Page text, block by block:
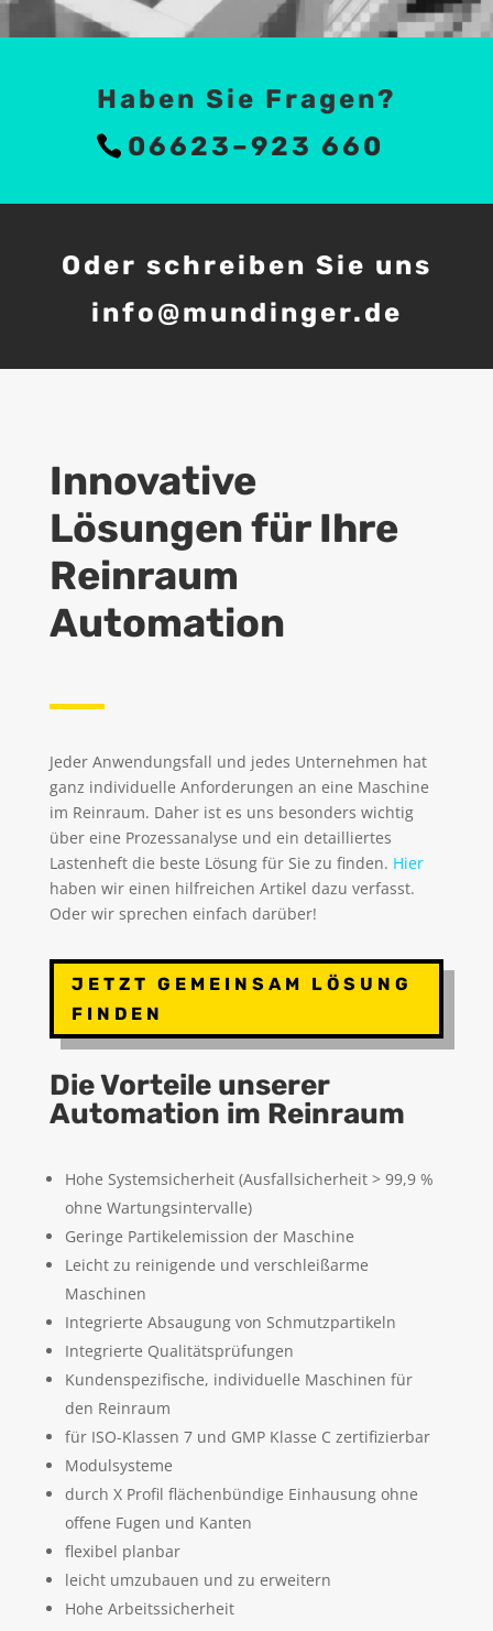
Haben Sie Fragen?
06623–923 660
Oder schreiben Sie uns
info@mundinger.de
Innovative
Lösungen für Ihre
Reinraum
Automation
Jeder Anwendungsfall und jedes Unternehmen hat
ganz individuelle Anforderungen an eine Maschine
im Reinraum. Daher ist es uns besonders wichtig
über eine Prozessanalyse und ein detailliertes
Lastenheft die beste Lösung für Sie zu finden. Hier
haben wir einen hilfreichen Artikel dazu verfasst.
Oder wir sprechen einfach darüber!
JETZT GEMEINSAM LÖSUNG
FINDEN
Die Vorteile unserer
Automation im Reinraum
Hohe Systemsicherheit (Ausfallsicherheit > 99,9 %
ohne Wartungsintervalle)
Geringe Partikelemission der Maschine
Leicht zu reinigende und verschleißarme
Maschinen
Integrierte Absaugung von Schmutzpartikeln
Integrierte Qualitätsprüfungen
Kundenspezifische, individuelle Maschinen für
den Reinraum
für ISO-Klassen 7 und GMP Klasse C zertifizierbar
Modulsysteme
durch X Profil flächenbündige Einhausung ohne
offene Fugen und Kanten
flexibel planbar
leicht umzubauen und zu erweitern
Hohe Arbeitssicherheit